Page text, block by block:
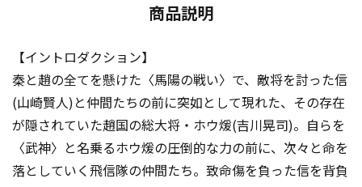
商品説明
【イントロダクション】
秦と趙の全てを懸けた〈馬陽の戦い〉で、敵将を討った信
(山崎賢人)と仲間たちの前に突如として現れた、その存在
が隠されていた趙国の総大将・ホウ煖(吉川晃司)。自らを
〈武神〉と名乗るホウ煖の圧倒的な力の前に、次々と命を
落としていく飛信隊の仲間たち。致命傷を負った信を背負